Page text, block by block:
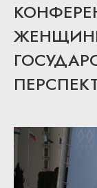
Спа-центр
+375 (29) 173-
10-74